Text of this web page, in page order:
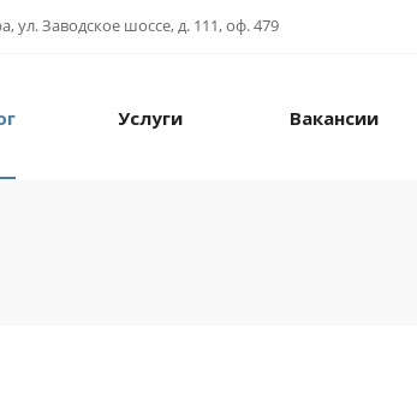
ул. Заводское шоссе, д. 111, оф. 479
Услуги Вакансии